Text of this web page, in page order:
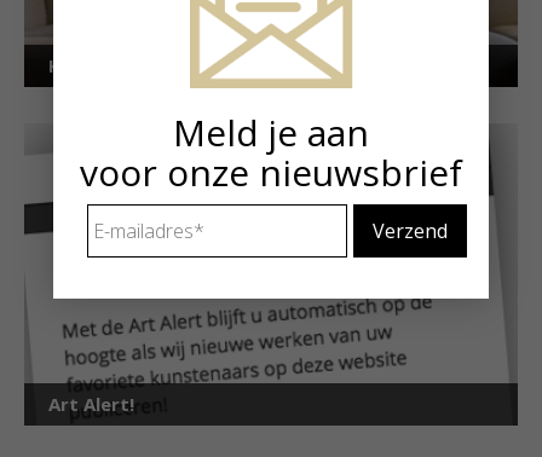
Kunstuitleen voor particulieren
Art Alert!
Meld je aan
voor onze nieuwsbrief
mailadres *